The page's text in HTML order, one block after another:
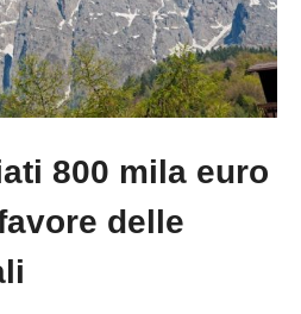
800 mila euro
delle